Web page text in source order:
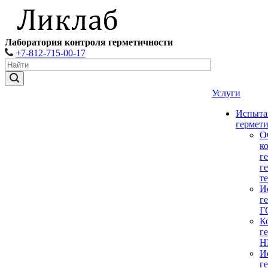
Лаборатория контроля герметичности
+7-812-715-00-17
Услуги